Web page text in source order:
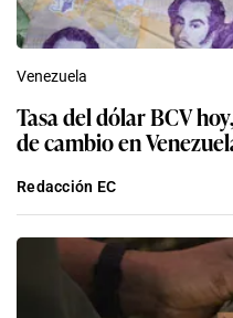
Venezuela
Tasa del dólar BCV
de cambio en
Redacción EC